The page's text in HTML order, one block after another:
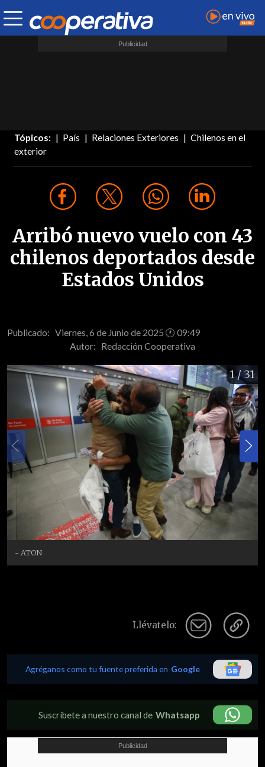
Tópicos: País Relaciones Exteriores
Chilenos en el
exterior
Arribó nuevo vuelo con 43
chilenos deportados desde
Estados Unidos
Publicado: Viernes, 6 de Junio de 2025 🕐 09:49
Autor: Redacción Cooperativa
1/ 31
- ATON
Llévatelo:
Agréganos como tu fuente preferida en Google
Suscríbete a nuestro canal de Whatsapp